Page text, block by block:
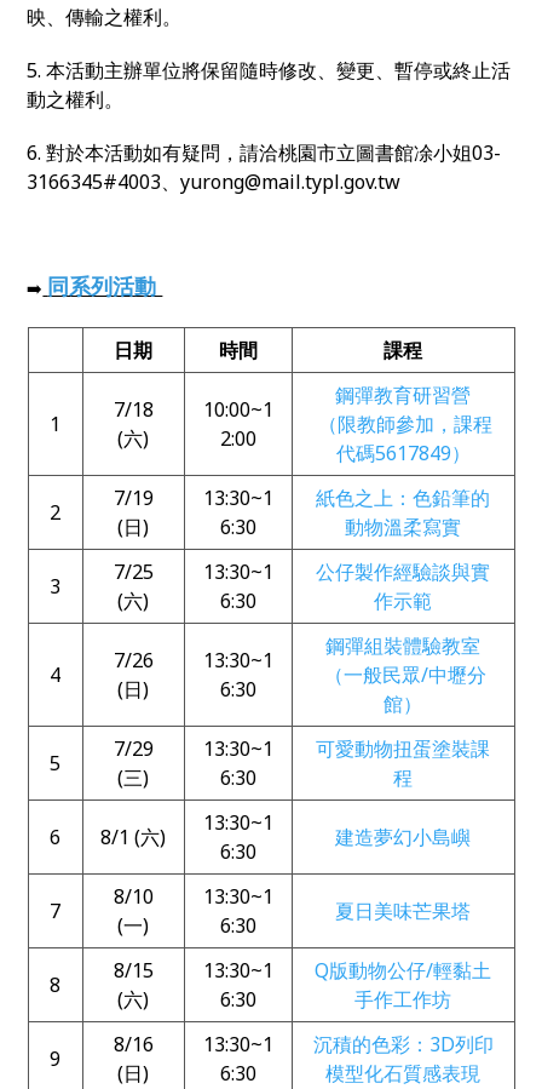
映、傳輸之權利。
5. 本活動主辦單位將保留隨時修改、變更、暫停或終止活
動之權利。
6. 對於本活動如有疑問，請洽桃園市立圖書館凃小姐03-
3166345#4003、yurong@mail.typl.gov.tw
➡️ 同系列活動
日期 時間 課程
1
7/18
(六)
10:00~1
2:00
鋼彈教育研習營
（限教師參加，課程
代碼5617849）
2
7/19
(日)
13:30~1
6:30
紙色之上：色鉛筆的
動物溫柔寫實
3
7/25
(六)
13:30~1
6:30
公仔製作經驗談與實
作示範
4
7/26
(日)
13:30~1
6:30
鋼彈組裝體驗教室
（一般民眾/中壢分
館）
5
7/29
(三)
13:30~1
6:30
可愛動物扭蛋塗裝課
程
6 8/1 (六)
13:30~1
6:30
建造夢幻小島嶼
7
8/10
(一)
13:30~1
6:30
夏日美味芒果塔
8
8/15
(六)
13:30~1
6:30
Q版動物公仔/輕黏土
手作工作坊
9
8/16
(日)
13:30~1
6:30
沉積的色彩：3D列印
模型化石質感表現